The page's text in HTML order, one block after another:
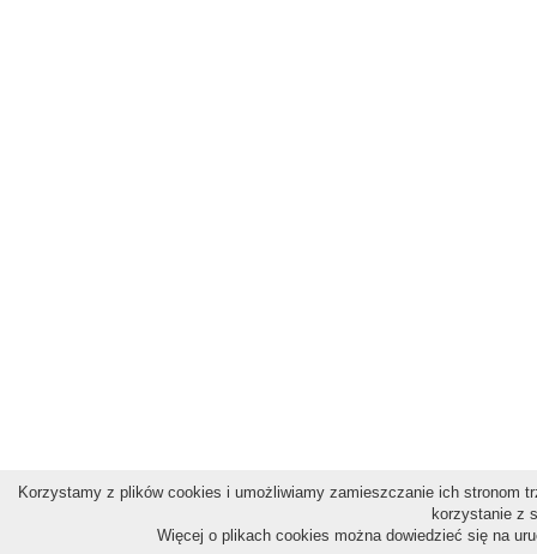
Korzystamy z plików cookies i umożliwiamy zamieszczanie ich stronom
korzystanie z
Więcej o plikach cookies można dowiedzieć się na